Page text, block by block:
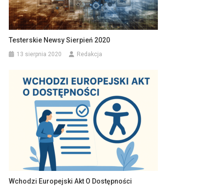
Testerskie Newsy Sierpień 2020
13 sierpnia 2020 Redakcja
Wchodzi Europejski Akt O Dostępności